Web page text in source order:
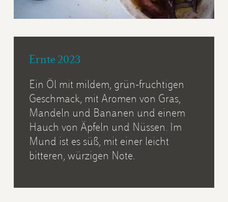
Ernte 2023
Ein Öl mit mildem, grün-fruchtigen
Geschmack, mit Aromen von Gras,
Mandeln und Bananen und einem
Hauch von Äpfeln und Nüssen. Im
Mund ist es süß, mit einer leicht
bitteren, würzigen Note.